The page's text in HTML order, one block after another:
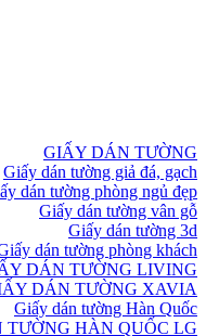
GIẤY DÁN TƯỜNG
Giấy dán tường giả đá, gạch
dán tường phòng ngủ đẹp
Giấy dán tường vân gỗ
Giấy dán tường 3d
dán tường phòng khách
DÁN TƯỜNG LIVING
DÁN TƯỜNG XAVIA
Giấy dán tường Hàn Quốc
TƯỜNG HÀN QUỐC LG